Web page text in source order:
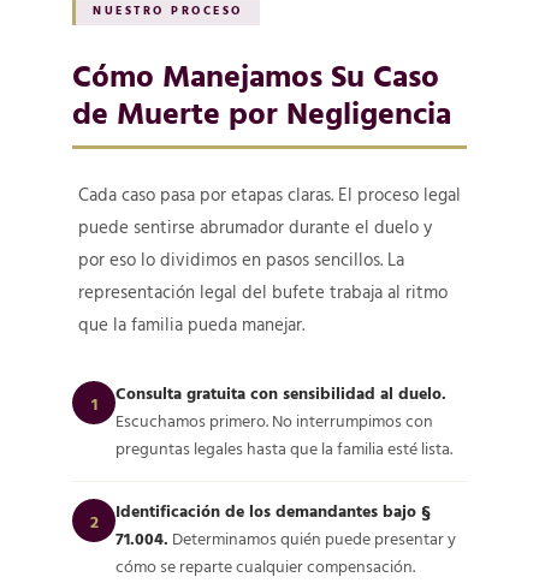
NUESTRO PROCESO
Cómo Manejamos Su Caso
de Muerte por Negligencia
Cada caso pasa por etapas claras. El proceso legal
puede sentirse abrumador durante el duelo y
por eso lo dividimos en pasos sencillos. La
representación legal del bufete trabaja al ritmo
que la familia pueda manejar.
1
Consulta gratuita con sensibilidad al duelo.
Escuchamos primero. No interrumpimos con
preguntas legales hasta que la familia esté lista.
2
Identificación de los demandantes bajo §
71.004. Determinamos quién puede presentar y
cómo se reparte cualquier compensación.